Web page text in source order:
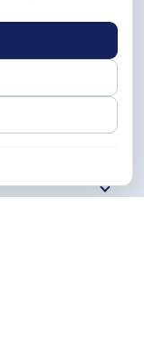
17h.
Fale conosco